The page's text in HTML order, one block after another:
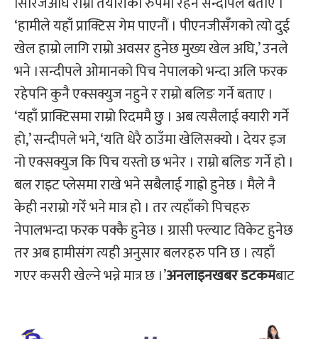
‘हामीले यहाँ प्राक्टिस गेम पाएनौं । पीएनजीसँगको त्यो दुई
खेल हाम्रो लागि राम्रो अवसर हुनेछ मुख्य खेल अघि,’ उनले
भने ।सन्दीपले ओमानको पिच नेपालको भन्दा अलि फरक
रहेपनि कुनै एक्सक्युज नहुने र राम्रो बलिङ गर्ने बताए ।
‘यहाँ प्राक्टिसमा राम्रो रिदममै छु । अब त्यसैलाई क्यारी गर्ने
हो,’ सन्दीपले भने, ‘यति धेरै ठाउँमा खेलिसक्यो । देयर इज
नो एक्सक्युज कि पिच यस्तो छ भनेर । राम्रो बलिङ गर्ने हो ।
बल राइट प्लेसमा राखे भने सबैलाई गाह्रो हुनेछ । मैले नै
केही नराम्रो गरेँ भने मात्र हो । तर त्यहाँको पिचहरु
नेपालभन्दा फरक पक्कै हुनेछ । ग्रासी फ्ल्याट विकेट हुनेछ
तर अब हामीसंग त्यही अनुसार बलरहरु पनि छ । त्यहाँ
गएर कसरी खेल्ने भन्ने मात्र छ ।’अनलाइनखबर डटकमबाट